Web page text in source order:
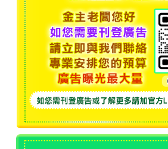
租、醫療費用、教育開支或短期投資。小額借款
調度資金的首選方案。適當運用小額借款，不僅
出，也能提升生活品質與財務靈活度。但借款前
身需求、選擇合法管道、控制利率風險，才能確
效。
台北小額借款讓資金隨時到位
2025-09-12
在台北這個繁忙都市，居民經常面臨短期資金不
是突發生活支出、醫療費用，還是教育開支與小
額借款成為解決資金問題的靈活方式。然而，借